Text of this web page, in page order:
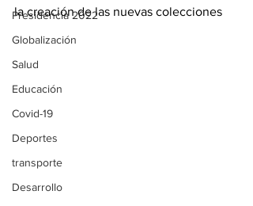
Presidencia 2022
Globalización
Salud
Educación
Covid-19
Deportes
transporte
Desarrollo
la creación de las nuevas colecciones